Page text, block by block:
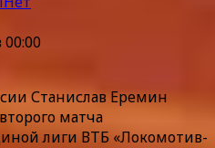
Станислав Еремин
матча
лиги ВТБ «Локомотив-